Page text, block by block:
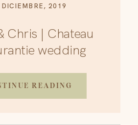
2019
Chris | Chateau
wedding
READING